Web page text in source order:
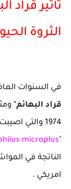
تأثير قراد
الثروة
في السنوات
قراد البهائم"
1974 والتي
"
microplus"
امريكي .